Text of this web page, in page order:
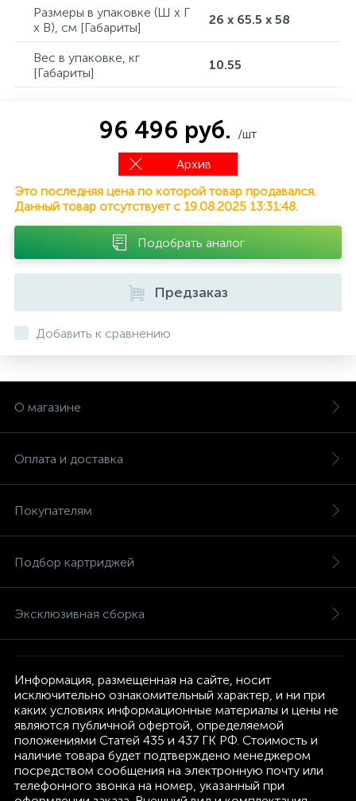
Размеры в упаковке (Ш x Г
x В), см [Габариты]
26 x 65.5 x 58
Вес в упаковке, кг
[Габариты]
10.55
96 496 руб. /шт
Архив
Это последняя цена по которой товар продавался.
Данный товар отсутствует с 19.08.2025 13:31:48.
Подобрать аналог
Предзаказ
Добавить к сравнению
О магазине
Оплата и доставка
Покупателям
Подбор картриджей
Эксклюзивная сборка
Информация, размещенная на сайте, носит
исключительно ознакомительный характер, и ни при
каких условиях информационные материалы и цены не
являются публичной офертой, определяемой
положениями Статей 435 и 437 ГК РФ. Стоимость и
наличие товара будет подтверждено менеджером
посредством сообщения на электронную почту или
телефонного звонка на номер, указанный при